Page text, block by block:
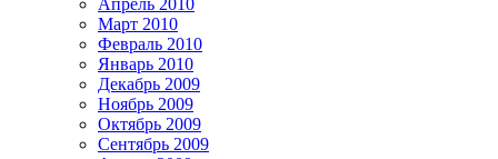
Март 2010
Февраль 2010
Январь 2010
Декабрь 2009
Ноябрь 2009
Октябрь 2009
Сентябрь 2009